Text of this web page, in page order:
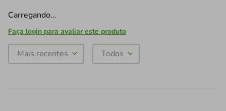
Carregando…
Faça login para avaliar este produto
Mais recentes Todos